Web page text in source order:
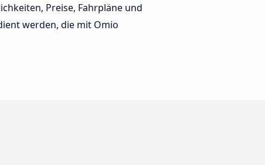
Preise, Fahrpläne und
werden, die mit Omio